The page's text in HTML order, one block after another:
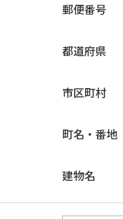
郵便番号
都道府県
市区町村
町名・番地
建物名